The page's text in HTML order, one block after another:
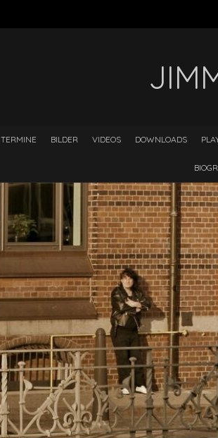
TERMINE BILDER VIDEOS DOWNLOADS